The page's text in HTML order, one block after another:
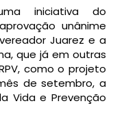
iniciativa do
unânime
Juarez e a
que já em outras
como o projeto
de setembro, a
Vida e Prevenção